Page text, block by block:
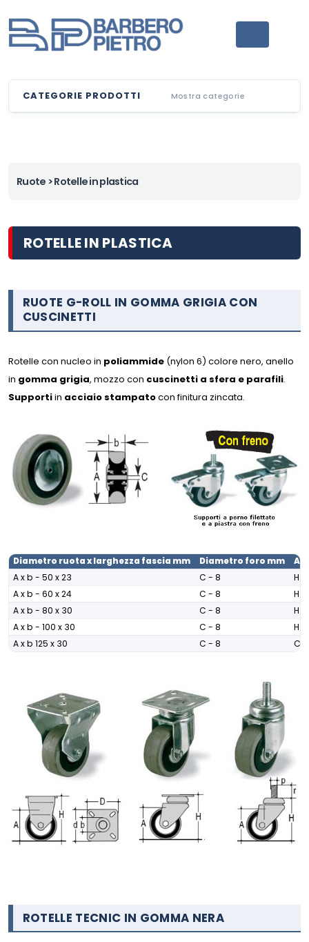
CATEGORIE PRODOTTI Mostra categorie
Ruote > Rotelle in plastica
ROTELLE IN PLASTICA
RUOTE G-ROLL IN GOMMA GRIGIA CON
CUSCINETTI
Rotelle con nucleo in poliammide (nylon 6) colore nero, anello
in gomma grigia, mozzo con cuscinetti a sfera e parafili.
Supportiin acciaio stampatocon finitura zincata.
Diametro ruota x larghezza fascia mm Diametro foro mm
A x b - 50 x 23 C - 8
H -
A x b - 60 x 24
C - 8
H -
A x b - 80 x 30
C - 8
H -
A x b - 100 x 30
C - 8
H -
A x b 125 x 30
C - 8 C -
ROTELLE TECNIC IN GOMMA NERA